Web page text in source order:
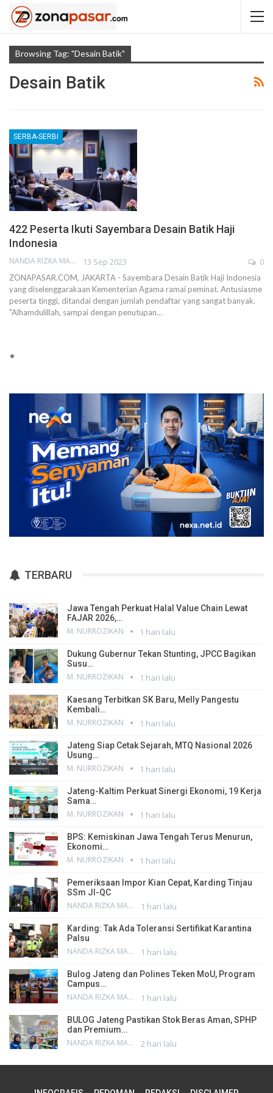
Browsing Tag: "Desain Batik"
Desain Batik
SERBA-SERBI
422 Peserta Ikuti Sayembara Desain Batik Haji
Indonesia
NANDA RIZKA MAHENDRA 13 Sep 2023 0
ZONAPASAR.COM, JAKARTA - Sayembara Desain Batik Haji Indonesia
yang diselenggarakaan Kementerian Agama ramai peminat. Antusiasme
peserta tinggi, ditandai dengan jumlah pendaftar yang sangat banyak.
"Alhamdulillah, sampai dengan penutupan…
TERBARU
Jawa Tengah Perkuat Halal Value Chain Lewat
FAJAR 2026,…
M. NURROZIKAN 1 hari lalu
Dukung Gubernur Tekan Stunting, JPCC Bagikan
Susu…
M. NURROZIKAN 1 hari lalu
Kaesang Terbitkan SK Baru, Melly Pangestu
Kembali…
M. NURROZIKAN 1 hari lalu
Jateng Siap Cetak Sejarah, MTQ Nasional 2026
Usung…
M. NURROZIKAN 1 hari lalu
Jateng-Kaltim Perkuat Sinergi Ekonomi, 19 Kerja
Sama…
M. NURROZIKAN 1 hari lalu
BPS: Kemiskinan Jawa Tengah Terus Menurun,
Ekonomi…
M. NURROZIKAN 1 hari lalu
Pemeriksaan Impor Kian Cepat, Karding Tinjau
SSm JI-QC
NANDA RIZKA MAHENDRA 1 hari lalu
Karding: Tak Ada Toleransi Sertifikat Karantina
Palsu
NANDA RIZKA MAHENDRA 1 hari lalu
Bulog Jateng dan Polines Teken MoU, Program
Campus…
NANDA RIZKA MAHENDRA 1 hari lalu
BULOG Jateng Pastikan Stok Beras Aman, SPHP
dan Premium…
NANDA RIZKA MAHENDRA 2 hari lalu